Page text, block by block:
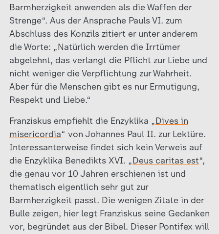
Barmherzigkeit anwenden als die Waffen der
Strenge“. Aus der Ansprache Pauls VI. zum
Abschluss des Konzils zitiert er unter anderem
die Worte: „Natürlich werden die Irrtümer
abgelehnt, das verlangt die Pflicht zur Liebe und
nicht weniger die Verpflichtung zur Wahrheit.
Aber für die Menschen gibt es nur Ermutigung,
Respekt und Liebe.“
Franziskus empfiehlt die Enzyklika „Dives in
misericordia“ von Johannes Paul II. zur Lektüre.
Interessanterweise findet sich kein Verweis auf
die Enzyklika Benedikts XVI. „Deus caritas est“,
die genau vor 10 Jahren erschienen ist und
thematisch eigentlich sehr gut zur
Barmherzigkeit passt. Die wenigen Zitate in der
Bulle zeigen, hier legt Franziskus seine Gedanken
vor, begründet aus der Bibel. Dieser Pontifex will